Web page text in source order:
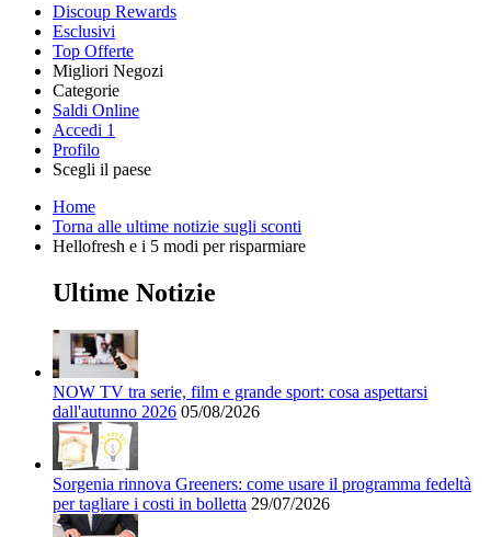
Discoup Rewards
Esclusivi
Top Offerte
Migliori Negozi
SHEIN
eBay
Amazon
YOOX
Categorie
Elettronica e
Abbigliamento
Casa e
Giardino
Vacanze e
Saldi Online
Accedi 1
Profilo
Scegli il paese
States
Home
Torna alle ultime notizie sugli sconti
Hellofresh e i 5 modi per risparmiare
Ultime Notizie
NOW TV tra serie, film e grande sport: cosa aspettarsi
dall'autunno 2026 05/08/2026
Sorgenia rinnova Greeners: come usare il programma fedeltà
per tagliare i costi in bolletta 29/07/2026